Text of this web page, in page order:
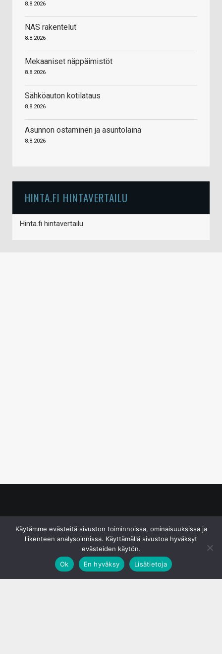
8.8.2026
NAS rakentelut
8.8.2026
Mekaaniset näppäimistöt
8.8.2026
Sähköauton kotilataus
8.8.2026
Asunnon ostaminen ja asuntolaina
8.8.2026
HINTA.FI HINTAVERTAILU
Hinta.fi hintavertailu
Käytämme evästeitä sivuston toiminnoissa, ominaisuuksissa ja
liikenteen analysoinnissa. Käyttämällä sivustoa hyväksyt
evästeiden käytön.
Ok
En hyväksy Lisätietoja